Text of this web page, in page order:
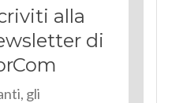
alla
di
gli